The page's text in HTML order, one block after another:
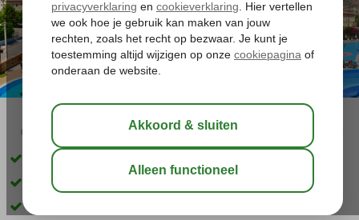
03:45
Kleopatrastrand op ca. 300 m
Ruime 2- & 3-kamerappartementen